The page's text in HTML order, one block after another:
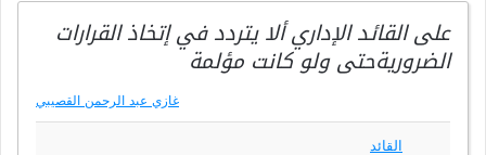
على القائد الإداري ألا يتردد في إتخاذ القرارات
الضروريةحتى ولو كانت مؤلمة
غازي عبد الرحمن القصيبي
القائد